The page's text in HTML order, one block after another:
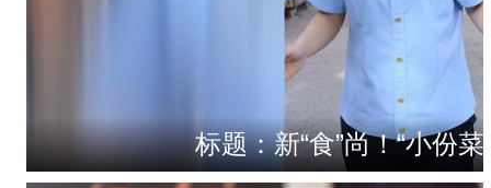
标题：新“食”尚！“小份